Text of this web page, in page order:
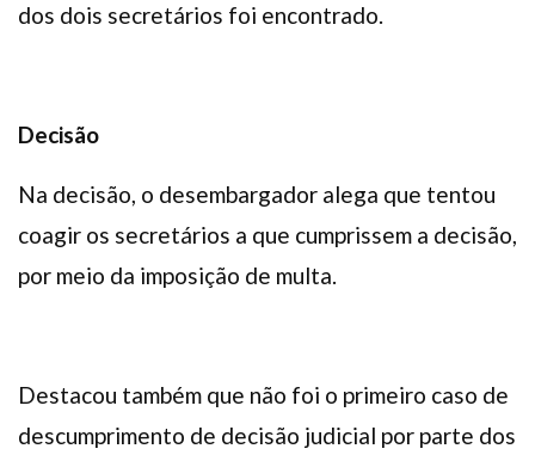
dos dois secretários foi encontrado.
Decisão
Na decisão, o desembargador alega que tentou
coagir os secretários a que cumprissem a decisão,
por meio da imposição de multa.
Destacou também que não foi o primeiro caso de
descumprimento de decisão judicial por parte dos